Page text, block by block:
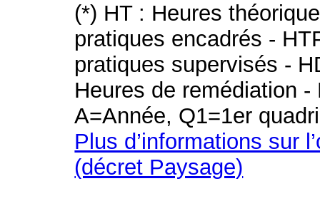
(*) HT : Heures
pratiques encadrés -
pratiques supervisés -
Heures de remédiation
A=Année, Q1=1er
Plus d’informations sur
(décret Paysage)